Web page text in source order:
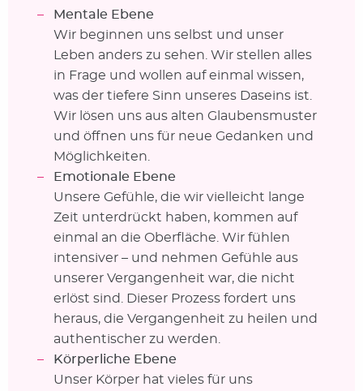
Mentale Ebene
Wir beginnen uns selbst und unser
Leben anders zu sehen. Wir stellen alles
in Frage und wollen auf einmal wissen,
was der tiefere Sinn unseres Daseins ist.
Wir lösen uns aus alten Glaubensmuster
und öffnen uns für neue Gedanken und
Möglichkeiten.
Emotionale Ebene
Unsere Gefühle, die wir vielleicht lange
Zeit unterdrückt haben, kommen auf
einmal an die Oberfläche. Wir fühlen
intensiver – und nehmen Gefühle aus
unserer Vergangenheit war, die nicht
erlöst sind. Dieser Prozess fordert uns
heraus, die Vergangenheit zu heilen und
authentischer zu werden.
Körperliche Ebene
Unser Körper hat vieles für uns